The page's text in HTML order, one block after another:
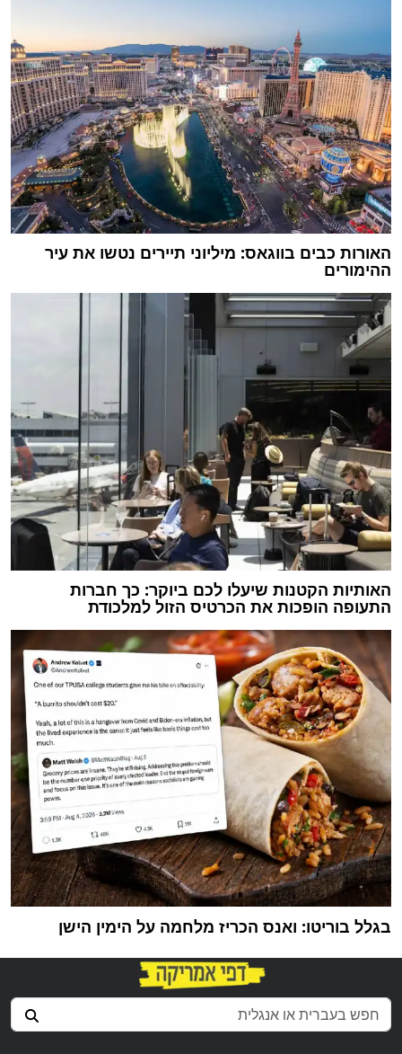
האורות כבים בווגאס: מיליוני תיירים נטשו את עיר
ההימורים
האותיות הקטנות שיעלו לכם ביוקר: כך חברות
התעופה הופכות את הכרטיס הזול למלכודת
בגלל בוריטו: ואנס הכריז מלחמה על הימין הישן